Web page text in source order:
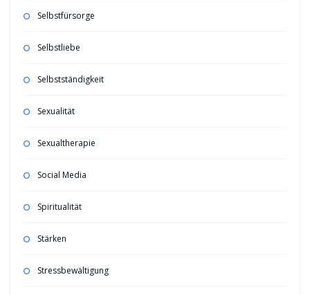
Selbstfürsorge
Selbstliebe
Selbstständigkeit
Sexualität
Sexualtherapie
Social Media
Spiritualität
Stärken
Stressbewältigung